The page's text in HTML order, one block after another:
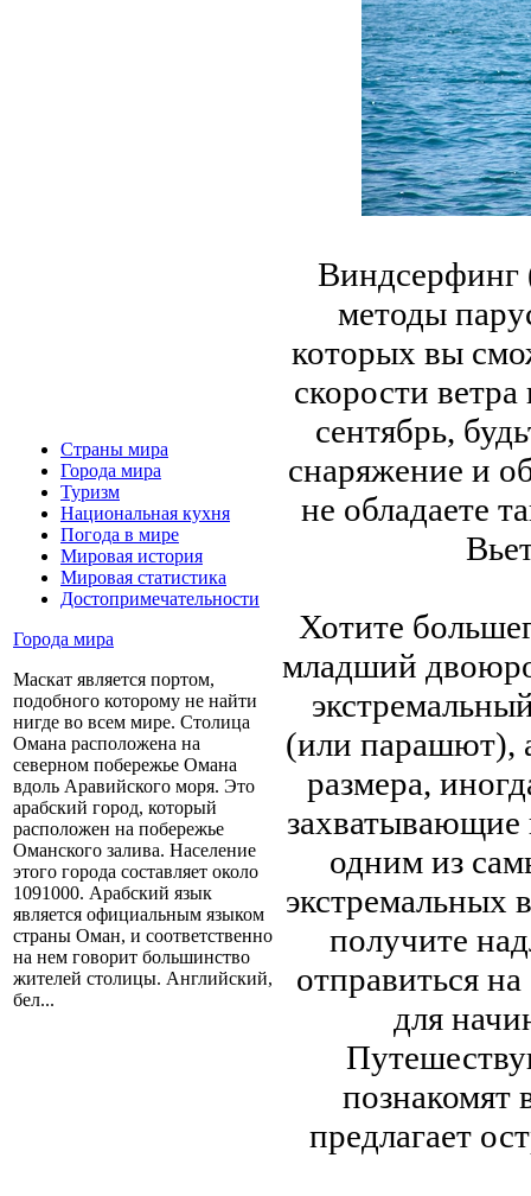
Страны мира
Города мира
Туризм
Национальная кухня
Погода в мире
Мировая история
Мировая статистика
Достопримечательности
Города мира
Маскат является портом,
подобного которому не найти
нигде во всем мире. Столица
Омана расположена на
северном побережье Омана
вдоль Аравийского моря. Это
арабский город, который
расположен на побережье
Оманского залива. Население
этого города составляет около
1091000. Арабский язык
является официальным языком
страны Оман, и соответственно
на нем говорит большинство
жителей столицы. Английский,
бел...
Виндсерфинг
методы
которых вы
скорости
сентябрь,
снаряжение и
не обладаете
Хотите
младший
(или парашют),
размера,
захватывающие
одним из
экстремальных
получите
отправиться
для
познакомят
предлагает